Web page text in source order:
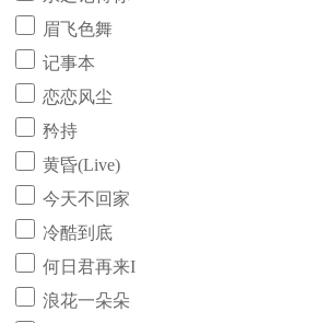
眉飞色舞
记事本
恋恋风尘
矜持
黄昏(Live)
今天不回家
冷酷到底
何日君再来I
浪花一朵朵